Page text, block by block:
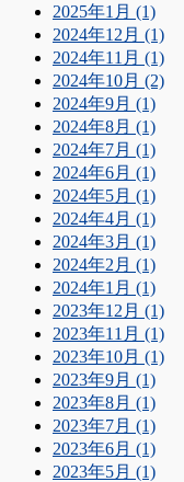
2025年1月 (1)
2024年12月 (1)
2024年11月 (1)
2024年10月 (2)
2024年9月 (1)
2024年8月 (1)
2024年7月 (1)
2024年6月 (1)
2024年5月 (1)
2024年4月 (1)
2024年3月 (1)
2024年2月 (1)
2024年1月 (1)
2023年12月 (1)
2023年11月 (1)
2023年10月 (1)
2023年9月 (1)
2023年8月 (1)
2023年7月 (1)
2023年6月 (1)
2023年5月 (1)